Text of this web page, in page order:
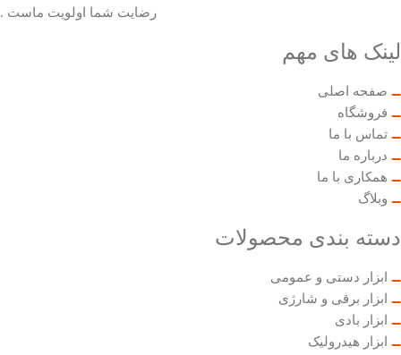
رضایت شما اولویت ماست .
لینک های مهم
صفحه اصلی
فروشگاه
تماس با ما
درباره ما
همکاری با ما
وبلاگ
دسته بندی محصولات
ابزار دستی و عمومی
ابزار برقی و شارژی
ابزار بادی
ابزار هیدرولیک